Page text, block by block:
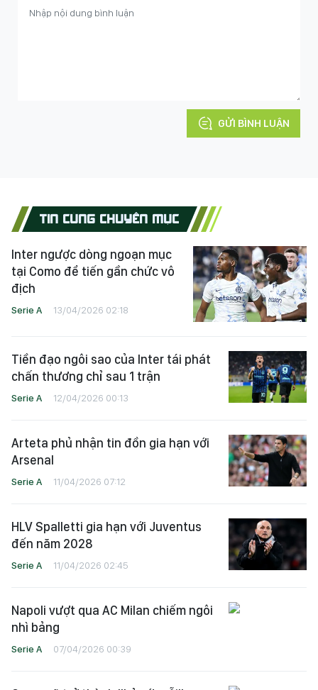
GỬI BÌNH LUẬN
TIN CÙNG CHUYÊN MỤC
Inter ngược dòng ngoạn mục
tại Como để tiến gần chức vô
địch
Serie A 13/04/2026 02:18
Tiền đạo ngôi sao của Inter tái phát
chấn thương chỉ sau 1 trận
Serie A 12/04/2026 00:13
Arteta phủ nhận tin đồn gia hạn với
Arsenal
Serie A 11/04/2026 07:12
HLV Spalletti gia hạn với Juventus
đến năm 2028
Serie A 11/04/2026 02:45
Napoli vượt qua AC Milan chiếm ngôi
nhì bảng
Serie A 07/04/2026 00:39